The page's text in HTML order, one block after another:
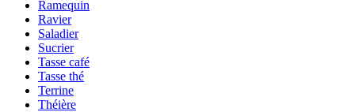
Ramequin
Ravier
Saladier
Sucrier
Tasse café
Tasse thé
Terrine
Théière